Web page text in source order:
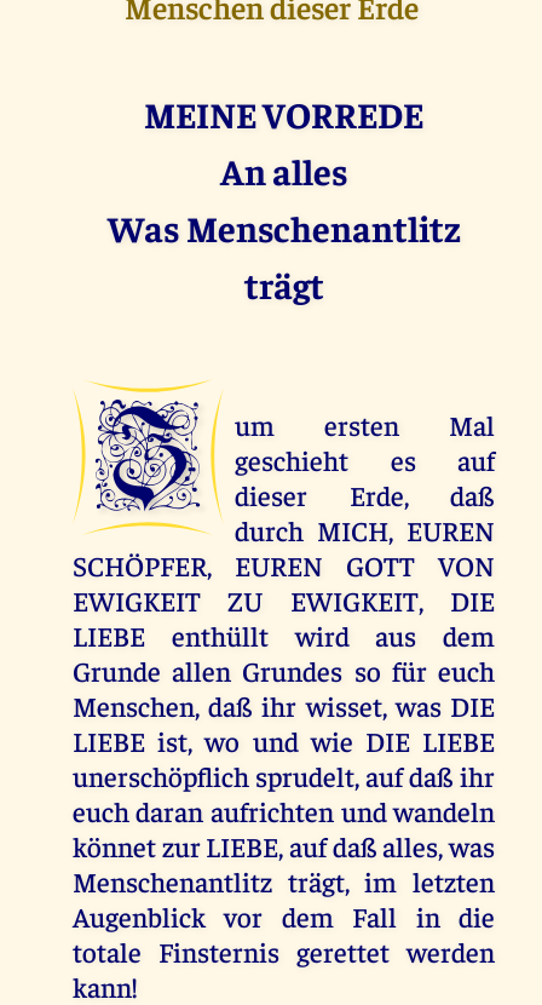
MEINE VORREDE
An alles
Was Menschenantlitz
trägt
Z
um ersten Mal
geschieht es auf
dieser Erde, daß
durch MICH, EUREN
SCHÖPFER, EUREN GOTT VON
EWIGKEIT ZU EWIGKEIT, DIE
LIEBE enthüllt wird aus dem
Grunde allen Grundes so für euch
Menschen, daß ihr wisset, was DIE
LIEBE ist, wo und wie DIE LIEBE
unerschöpflich sprudelt, auf daß ihr
euch daran aufrichten und wandeln
könnet zur LIEBE, auf daß alles, was
Menschenantlitz trägt, im letzten
Augenblick vor dem Fall in die
totale Finsternis gerettet werden
kann!